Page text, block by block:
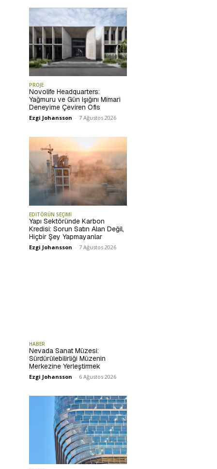
PROJE
Novolife Headquarters:
Yağmuru ve Gün Işığını Mimari
Deneyime Çeviren Ofis
Ezgi Johansson - 7 Ağustos 2026
EDİTÖRÜN SEÇİMİ
Yapı Sektöründe Karbon
Kredisi: Sorun Satın Alan Değil,
Hiçbir Şey Yapmayanlar
Ezgi Johansson - 7 Ağustos 2026
HABER
Nevada Sanat Müzesi:
Sürdürülebilirliği Müzenin
Merkezine Yerleştirmek
Ezgi Johansson - 6 Ağustos 2026